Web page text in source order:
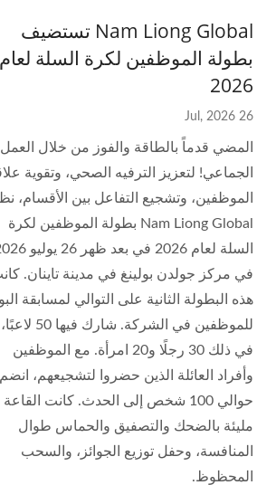
Nam Liong Global تستضيف
بطولة الموظفين لكرة السلة لعام
2026
26 Jul, 2026
المضي قدماً بالطاقة والفوز من خلال العمل
الجماعي! لتعزيز الترفيه الصحي، وتقوية
الموظفين، وتشجيع التفاعل بين الأقسام،
Nam Liong Global بطولة الموظفين لكرة
في مركز جولدن بولينغ في مدينة تاينان.
هذه البطولة الثانية على التوالي لمسابقة
للموظفين في الشركة. شارك
في ذلك 30 رجلًا و20 امرأة. مع الموظفين
وأفراد العائلة الذين حضروا لتشجيعهم، انضم
حوالي 100 شخص إلى الحدث. كانت القاعة
مليئة بالضحك والتصفيق والحماس طوال
المنافسة، وحفل توزيع الجوائز، والسحب
المحظوظ.